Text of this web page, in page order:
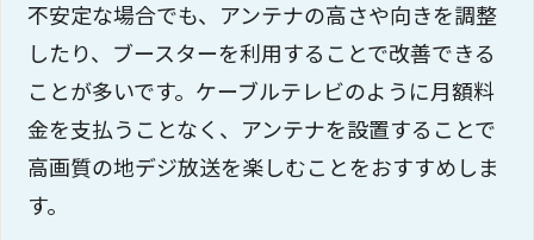
不安定な場合でも、アンテナの高さや向きを調整
したり、ブースターを利用することで改善できる
ことが多いです。ケーブルテレビのように月額料
金を支払うことなく、アンテナを設置することで
高画質の地デジ放送を楽しむことをおすすめしま
す。